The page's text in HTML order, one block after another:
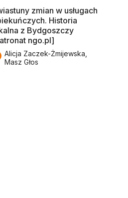
zmian w usługach
Historia
z Bydgoszczy
ngo.pl]
Alicja Zaczek-Żmijewska,
Masz Głos